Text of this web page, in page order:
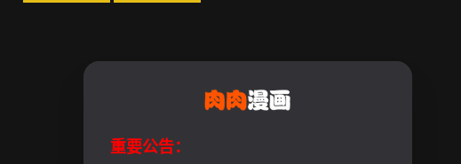
重要公告：